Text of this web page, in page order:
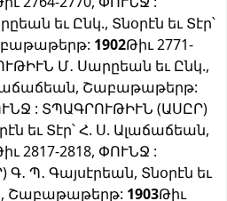
եւ Ընկ., Տնօրէն եւ Տէր՝
1902Թիւ 2771-
Մ․ Սարըեան եւ Ընկ.,
Շաբաթաթերթ:
: ՏՊԱԳՐՈՒԹԻՒՆ (ԱՍԸՐ)
եւ Տէր՝ Հ. Ս. Ալաճաճեան,
2817-2818, ՓՈՒՆՋ :
Պ․ Գայսէրեան, Տնօրէն եւ
Շաբաթաթերթ: 1903Թիւ